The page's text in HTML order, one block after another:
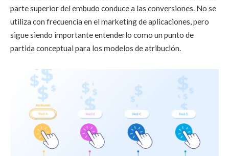
parte superior del embudo conduce a las conversiones. No se
utiliza con frecuencia en el marketing de aplicaciones, pero
sigue siendo importante entenderlo como un punto de
partida conceptual para los modelos de atribución.